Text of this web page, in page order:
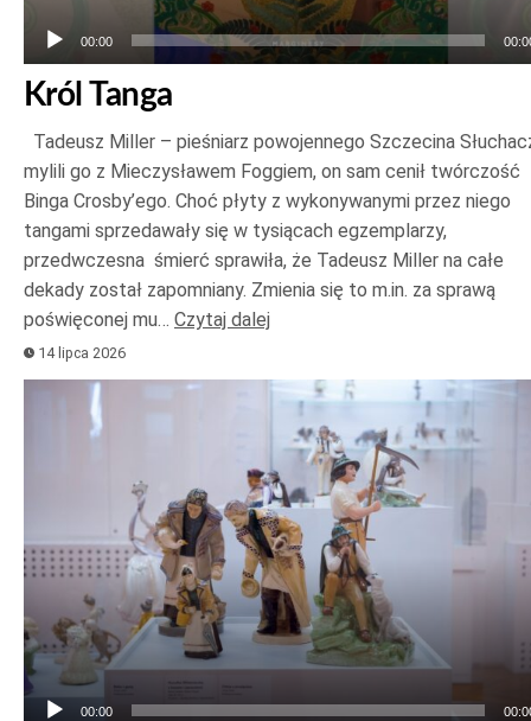
00:00
Król Tanga
Tadeusz Miller – pieśniarz powojennego Szczecina
mylili go z Mieczysławem Foggiem, on sam cenił twórczość
Binga Crosby’ego. Choć płyty z wykonywanymi przez niego
tangami sprzedawały się w tysiącach egzemplarzy,
przedwczesna śmierć sprawiła, że Tadeusz Miller na całe
dekady został zapomniany. Zmienia się to m.in. za sprawą
poświęconej mu… Czytaj dalej
14 lipca 2026
Odtwarzacz
00:00